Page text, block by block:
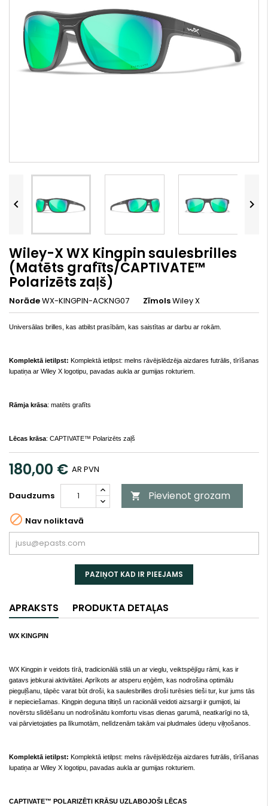
 
Wiley-X WX Kingpin saulesbrilles
(Matēts grafīts/CAPTIVATE™
Polarizēts zaļš)
NorādeWX-KINGPIN-ACKNG07 ZīmolsWiley X
Universālas brilles, kas atbilst prasībām, kas saistītas ar darbu ar rokām.
Komplektā ietilpst: Komplektā ietilpst: melns rāvējslēdzēja aizdares futrālis, tīrīšanas
lupatiņa ar Wiley X logotipu, pavadas aukla ar gumijas rokturiem.
Rāmja krāsa: matēts grafīts
Lēcas krāsa: CAPTIVATE™ Polarizēts zaļš
180,00 € AR PVN
Daudzums  Pievienot grozam
 Nav noliktavā
PAZIŅOT KAD IR PIEEJAMS
APRAKSTS PRODUKTA DETAĻAS
WX KINGPIN
WX Kingpin ir veidots tīrā, tradicionālā stilā un ar vieglu, veiktspējīgu rāmi, kas ir
gatavs jebkurai aktivitātei. Aprīkots ar atsperu eņģēm, kas nodrošina optimālu
pieguļšanu, tāpēc varat būt droši, ka saulesbrilles droši turēsies tieši tur, kur jums tās
ir nepieciešamas. Kingpin deguna tiltiņš un racionāli veidoti aizsargi ir gumijoti, lai
novērstu slīdēšanu un nodrošinātu komfortu visas dienas garumā, neatkarīgi no tā,
vai pārvietojaties pa līkumotām, nelīdzenām takām vai pludmales ūdeņu viļņošanos.
Komplektā ietilpst: Komplektā ietilpst: melns rāvējslēdzēja aizdares futrālis, tīrīšanas
lupatiņa ar Wiley X logotipu, pavadas aukla ar gumijas rokturiem.
CAPTIVATE™ POLARIZĒTI KRĀSU UZLABOJOŠI LĒCAS